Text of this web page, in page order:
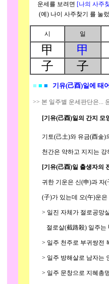
운세를 보려면 [나의 사주
(예) 나이 사주찾기 를 눌
시 일
甲 甲
子
子
■ ■ ■ 기유(己酉)일에 태
>> 본 일주별 운세판단은...
[기유(己酉)일의 간지 모
기토(己土)와 유금(酉金)의
천간은 약하고 지지는 강
[기유(己酉)일 출생자의
귀한 기운은 신(申)과 자(
(子)가 있는데 오(午)운은
> 일진 자체가 절로공망살
절로살(截路殺) 일주는 甲
> 일주 천주로 부귀쌍전
> 일주 방해살로 남자는
> 일주 문창으로 지혜총명